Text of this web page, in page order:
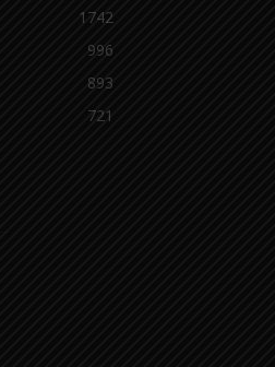
1742
996
893
721